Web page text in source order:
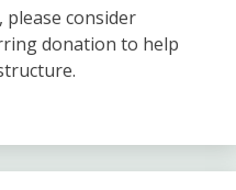
consider
donation to help